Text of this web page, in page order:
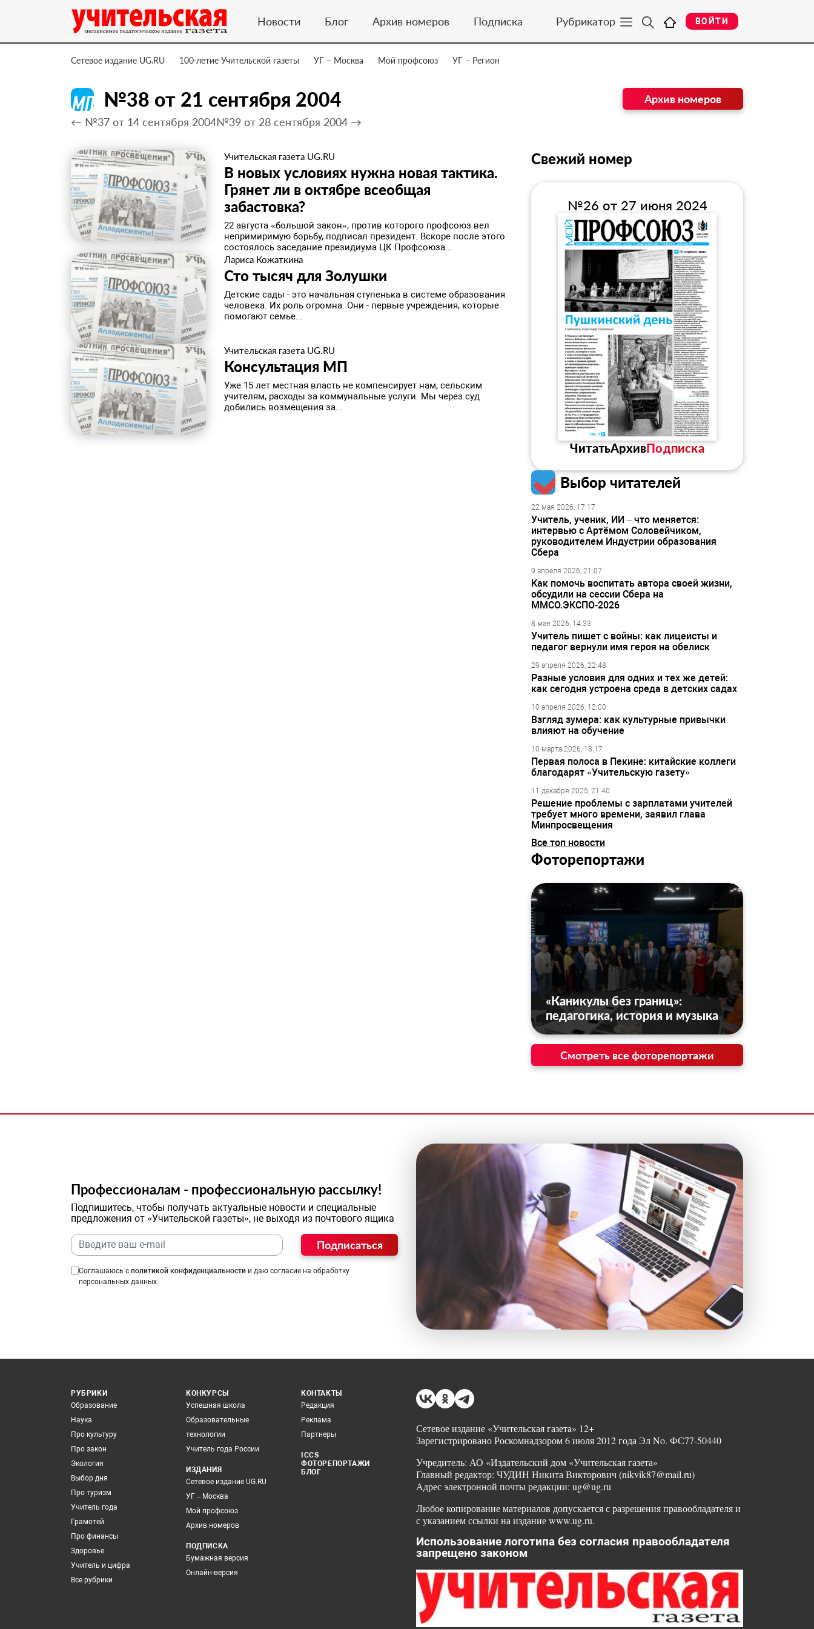
Новости Блог Архив номеров Подписка Рубрикатор ВОЙТИ
Сетевое издание UG.RU 100-летие Учительской газеты УГ – Москва Мой профсоюз УГ – Регион
№38 от 21 сентября 2004
← №37 от 14 сентября 2004№39 от 28 сентября 2004 →
Архив номеров
Учительская газета UG.RU
В новых условиях нужна новая тактика.
Грянет ли в октябре всеобщая
забастовка?
22 августа «большой закон», против которого профсоюз вел
непримиримую борьбу, подписал президент. Вскоре после этого
состоялось заседание президиума ЦК Профсоюза...
Лариса Кожаткина
Сто тысяч для Золушки
Детские сады - это начальная ступенька в системе образования
человека. Их роль огромна. Они - первые учреждения, которые
помогают семье...
Учительская газета UG.RU
Консультация МП
Уже 15 лет местная власть не компенсирует нам, сельским
учителям, расходы за коммунальные услуги. Мы через суд
добились возмещения за...
Свежий номер
№26 от 27 июня 2024
ЧитатьАрхивПодписка
Выбор читателей
22 мая 2026, 17:17
Учитель, ученик, ИИ – что меняется:
интервью с Артёмом Соловейчиком,
руководителем Индустрии образования
Сбера
9 апреля 2026, 21:07
Как помочь воспитать автора своей жизни,
обсудили на сессии Сбера на
ММСО.ЭКСПО-2026
8 мая 2026, 14:33
Учитель пишет с войны: как лицеисты и
педагог вернули имя героя на обелиск
29 апреля 2026, 22:48
Разные условия для одних и тех же детей:
как сегодня устроена среда в детских садах
10 апреля 2026, 12:00
Взгляд зумера: как культурные привычки
влияют на обучение
10 марта 2026, 18:17
Первая полоса в Пекине: китайские коллеги
благодарят «Учительскую газету»
11 декабря 2025, 21:40
Решение проблемы с зарплатами учителей
требует много времени, заявил глава
Минпросвещения
Все топ новости
Фоторепортажи
«Каникулы без границ»:
педагогика, история и музыка
Смотреть все фоторепортажи
Профессионалам - профессиональную рассылку!
Подпишитесь, чтобы получать актуальные новости и специальные
предложения от «Учительской газеты», не выходя из почтового ящика
Подписаться
Соглашаюсь с политикой конфиденциальности и даю согласие на обработку
персональных данных
РУБРИКИ
Образование
Наука
Про культуру
Про закон
Экология
Выбор дня
Про туризм
Учитель года
Грамотей
Про финансы
Здоровье
Учитель и цифра
Все рубрики
КОНКУРСЫ
Успешная школа
Образовательные
технологии
Учитель года России
ИЗДАНИЯ
Сетевое издание UG.RU
УГ – Москва
Мой профсоюз
Архив номеров
ПОДПИСКА
Бумажная версия
Онлайн-версия
КОНТАКТЫ
Редакция
Реклама
Партнеры
ICCS
ФОТОРЕПОРТАЖИ
БЛОГ
Сетевое издание «Учительская газета» 12+
Зарегистрировано Роскомнадзором 6 июля 2012 года Эл No. ФС77-50440
Учредитель: АО «Издательский дом «Учительская газета»
Главный редактор: ЧУДИН Никита Викторович (nikvik87@mail.ru)
Адрес электронной почты редакции: ug@ug.ru
Любое копирование материалов допускается с разрешения правообладателя и
с указанием ссылки на издание www.ug.ru.
Использование логотипа без согласия правообладателя
запрещено законом